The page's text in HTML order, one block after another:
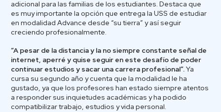
adicional para las familias de los estudiantes. Destaca que
es muy importante la opción que entrega la USS de estudiar
en modalidad Advance desde “su tierra” y así seguir
creciendo profesionalmente.
“A pesar de la distancia y la no siempre constante señal de
internet, aperré y quise seguir en este desafío de poder
continuar estudios y sacar una carrera profesional”.Ya
cursa su segundo año y cuenta que la modalidad le ha
gustado, ya que los profesores han estado siempre atentos
a responder sus inquietudes académicas y ha podido
compatibilizar trabajo, estudios y vida personal.